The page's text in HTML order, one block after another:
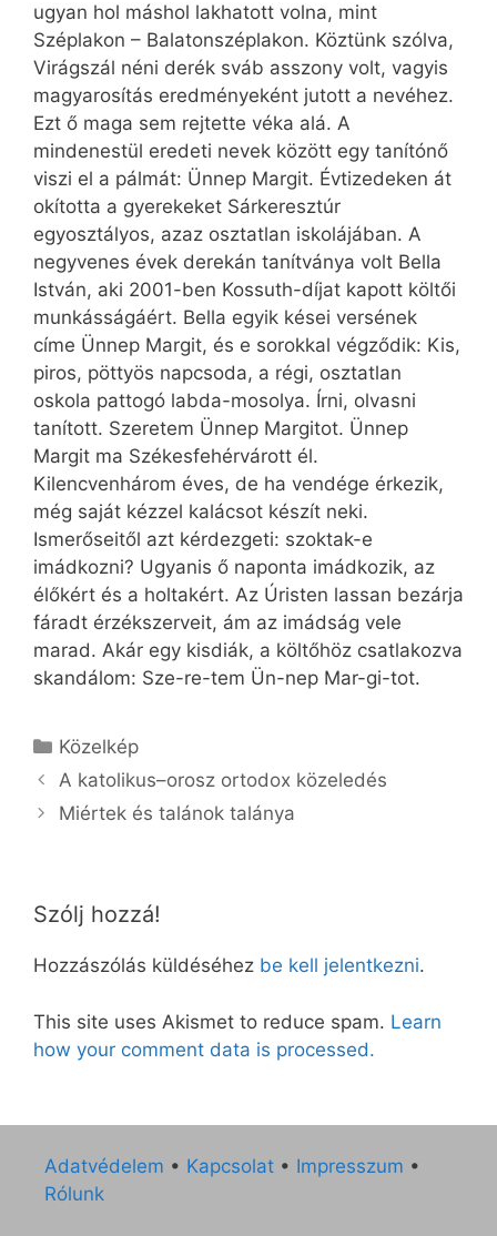
ugyan hol máshol lakhatott volna, mint
Széplakon – Balatonszéplakon. Köztünk szólva,
Virágszál néni derék sváb asszony volt, vagyis
magyarosítás eredményeként jutott a nevéhez.
Ezt ő maga sem rejtette véka alá. A
mindenestül eredeti nevek között egy tanítónő
viszi el a pálmát: Ünnep Margit. Évtizedeken át
okította a gyerekeket Sárkeresztúr
egyosztályos, azaz osztatlan iskolájában. A
negyvenes évek derekán tanítványa volt Bella
István, aki 2001-ben Kossuth-díjat kapott költői
munkásságáért. Bella egyik kései versének
címe Ünnep Margit, és e sorokkal végződik: Kis,
piros, pöttyös napcsoda, a régi, osztatlan
oskola pattogó labda-mosolya. Írni, olvasni
tanított. Szeretem Ünnep Margitot. Ünnep
Margit ma Székesfehérvárott él.
Kilencvenhárom éves, de ha vendége érkezik,
még saját kézzel kalácsot készít neki.
Ismerőseitől azt kérdezgeti: szoktak-e
imádkozni? Ugyanis ő naponta imádkozik, az
élőkért és a holtakért. Az Úristen lassan bezárja
fáradt érzékszerveit, ám az imádság vele
marad. Akár egy kisdiák, a költőhöz csatlakozva
skandálom: Sze-re-tem Ün-nep Mar-gi-tot.
Kategória
Közelkép
A katolikus–orosz ortodox közeledés
Miértek és talánok talánya
Szólj hozzá!
Hozzászólás küldéséhez be kell jelentkezni.
This site uses Akismet to reduce spam. Learn
how your comment data is processed.
Adatvédelem • Kapcsolat • Impresszum •
Rólunk